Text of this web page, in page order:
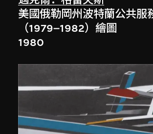
美國俄勒岡州波特蘭公共服
（1979–1982）繪圖
1980